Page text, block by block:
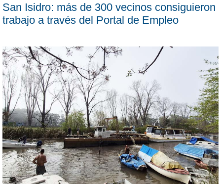
San Isidro: más de 300 vecinos consiguieron
trabajo a través del Portal de Empleo